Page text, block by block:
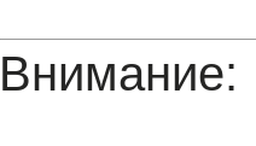
Внимание: